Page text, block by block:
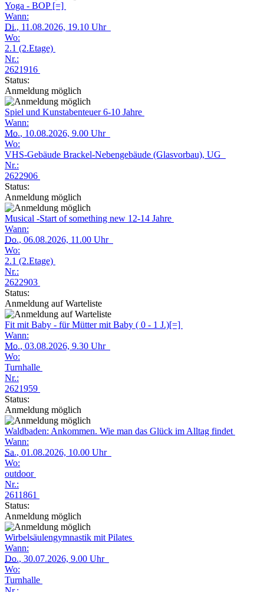
Yoga - BOP [=]
Wann:
Di., 11.08.2026, 19.10 Uhr
Wo:
2.1 (2.Etage)
Nr.:
2621916
Status:
Anmeldung möglich
Spiel und Kunstabenteuer 6-10 Jahre
Wann:
Mo., 10.08.2026, 9.00 Uhr
Wo:
VHS-Gebäude Brackel-Nebengebäude (Glasvorbau), UG
Nr.:
2622906
Status:
Anmeldung möglich
Musical -Start of something new 12-14 Jahre
Wann:
Do., 06.08.2026, 11.00 Uhr
Wo:
2.1 (2.Etage)
Nr.:
2622903
Status:
Anmeldung auf Warteliste
Fit mit Baby - für Mütter mit Baby ( 0 - 1 J.)[=]
Wann:
Mo., 03.08.2026, 9.30 Uhr
Wo:
Turnhalle
Nr.:
2621959
Status:
Anmeldung möglich
Waldbaden: Ankommen. Wie man das Glück im Alltag findet
Wann:
Sa., 01.08.2026, 10.00 Uhr
Wo:
outdoor
Nr.:
2611861
Status:
Anmeldung möglich
Wirbelsäulengymnastik mit Pilates
Wann:
Do., 30.07.2026, 9.00 Uhr
Wo:
Turnhalle